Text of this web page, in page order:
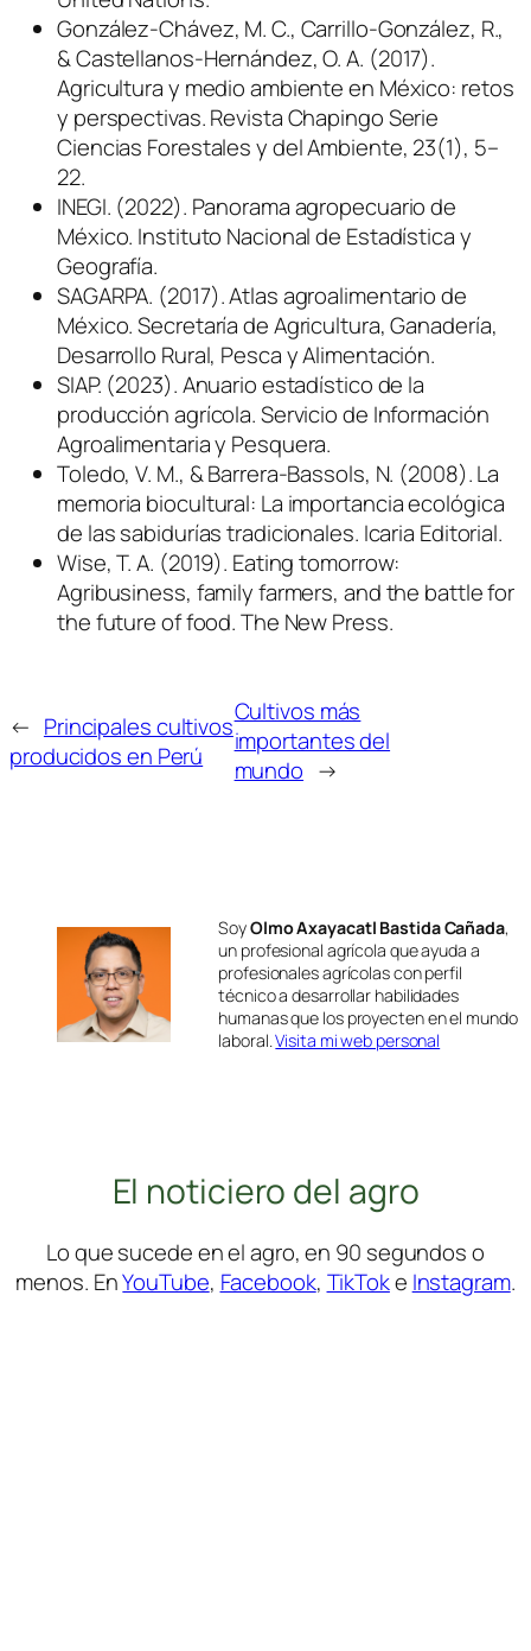
González-Chávez, M. C., Carrillo-González, R.,
& Castellanos-Hernández, O. A. (2017).
Agricultura y medio ambiente en México: retos
y perspectivas. Revista Chapingo Serie
Ciencias Forestales y del Ambiente, 23(1), 5–
22.
INEGI. (2022). Panorama agropecuario de
México. Instituto Nacional de Estadística y
Geografía.
SAGARPA. (2017). Atlas agroalimentario de
México. Secretaría de Agricultura, Ganadería,
Desarrollo Rural, Pesca y Alimentación.
SIAP. (2023). Anuario estadístico de la
producción agrícola. Servicio de Información
Agroalimentaria y Pesquera.
Toledo, V. M., & Barrera-Bassols, N. (2008). La
memoria biocultural: La importancia ecológica
de las sabidurías tradicionales. Icaria Editorial.
Wise, T. A. (2019). Eating tomorrow:
Agribusiness, family farmers, and the battle for
the future of food. The New Press.
← Principales cultivos
producidos en Perú
Cultivos más
importantes del
mundo →
SoyOlmo Axayacatl Bastida Cañada,
un profesional agrícola que ayuda a
profesionales agrícolas con perfil
técnico a desarrollar habilidades
humanas que los proyecten en el mundo
laboral.Visita mi web personal
El noticiero del agro
Lo que sucede en el agro, en 90 segundos o
menos. EnYouTube, Facebook, TikToke Instagram.